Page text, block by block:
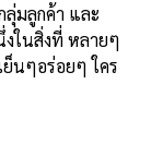
ลุ่มลูกค้า และ
ในสิ่งที่ หลายๆ
นๆอร่อยๆ ใคร